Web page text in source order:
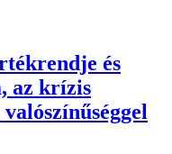
és
az krízis